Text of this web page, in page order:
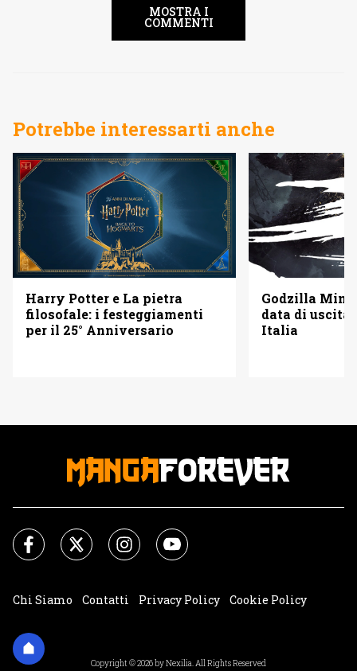
MOSTRA I
COMMENTI
Potrebbe interessarti anche
Harry Potter e La pietra
filosofale: i festeggiamenti
per il 25° Anniversario
Godzilla
data di uscita
Italia
Chi Siamo Contatti Privacy Policy
Cookie Policy
Copyright © 2026 by Nexilia. All Rights Reserved